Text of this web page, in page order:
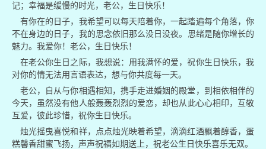
记；幸福是缓慢的时光，老公，生日快乐！
有你在的日子，我希望可以每天陪着你，一起踏遍每个角落，你
不在身边的日子，我的思念依旧那么没日没夜。思绪是随你增长的
魅力。我爱你！老公，生日快乐！
在老公你生日之际，我想说：用我满怀的爱，祝你生日快乐，我
对你的情无法用言语表达，想与你共度每一天。
老公，自从与你相遇相知，携手走进婚姻的殿堂，到相依相伴的
今天，虽然没有他人般轰轰烈烈的爱恋，却也从此心心相印，互敬
互爱，彼此珍惜，祝你生日快乐。
烛光摇曳喜悦和祥，点点烛光映着希望，滴滴红酒飘着醇香，蛋
糕馨香甜蜜飞扬，声声祝福如期送上，祝老公生日快乐喜乐无双。